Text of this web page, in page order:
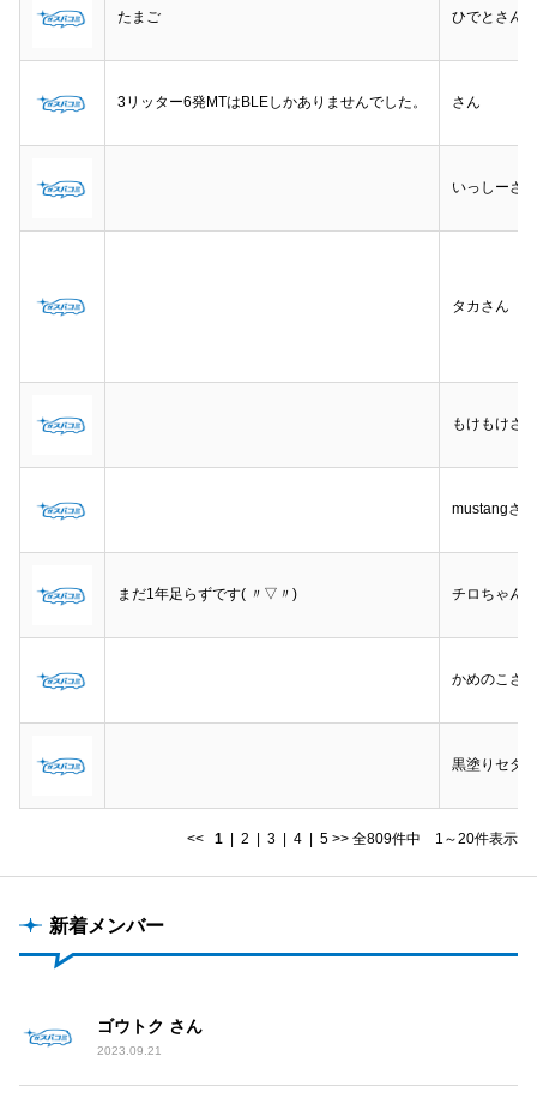
たまご ひでとさん
3リッター6発MTはBLEしかありませんでした。 さん
いっしーさ
タカさん
もけもけさん
mustangさん
まだ1年足らずです( 〃▽〃) チロちゃん
かめのこさん
黒塗りセダ
<< 1 2 3 4 5 >> 全809件中 1～20件表示
新着メンバー
ゴウトク さん
2023.09.21